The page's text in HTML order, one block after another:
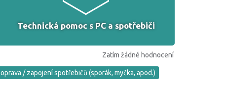
Technická pomoc s PC a spotřebiči
Zatím žádné hodnocení
oprava / zapojení spotřebičů (sporák, myčka, apod.)